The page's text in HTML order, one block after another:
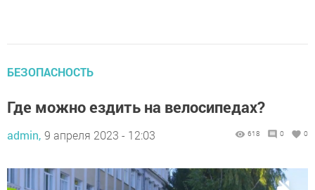
БЕЗОПАСНОСТЬ
Где можно ездить на велосипедах?
admin, 9 апреля 2023 - 12:03 618 0 0